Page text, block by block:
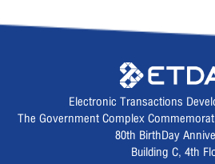
Electronic Transactions
The Government Complex
80th BirthDay
Building C, 4th